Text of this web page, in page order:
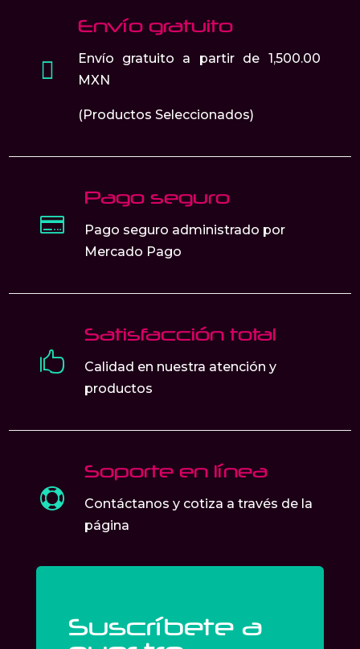
de

Envío gratuito
Envío gratuito a partir de 1,500.00
MXN
(Productos Seleccionados)

Pago seguro
Pago seguro administrado por
Mercado Pago

Satisfacción total
Calidad en nuestra atención y
productos

Soporte en línea
Contáctanos y cotiza a través de la
página
Suscríbete a